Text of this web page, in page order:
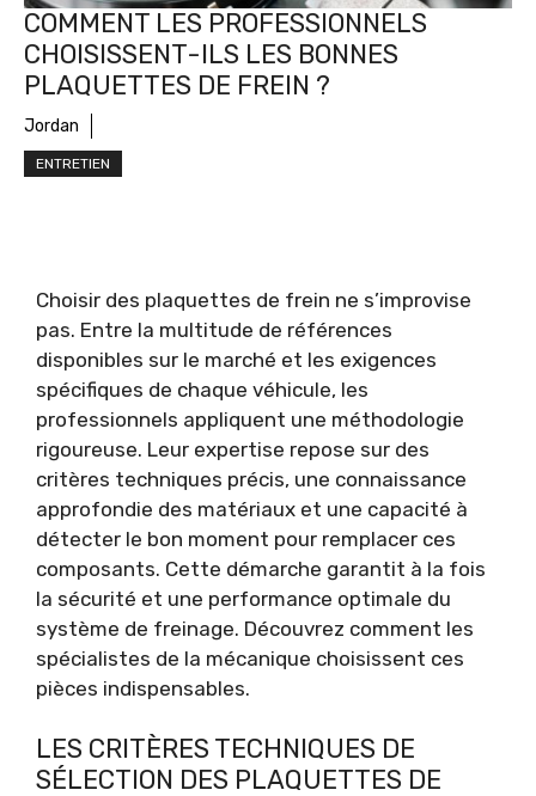
COMMENT LES PROFESSIONNELS
CHOISISSENT-ILS LES BONNES
PLAQUETTES DE FREIN ?
Jordan
ENTRETIEN
Choisir des plaquettes de frein ne s’improvise
pas. Entre la multitude de références
disponibles sur le marché et les exigences
spécifiques de chaque véhicule, les
professionnels appliquent une méthodologie
rigoureuse. Leur expertise repose sur des
critères techniques précis, une connaissance
approfondie des matériaux et une capacité à
détecter le bon moment pour remplacer ces
composants. Cette démarche garantit à la fois
la sécurité et une performance optimale du
système de freinage. Découvrez comment les
spécialistes de la mécanique choisissent ces
pièces indispensables.
LES CRITÈRES TECHNIQUES DE
SÉLECTION DES PLAQUETTES DE